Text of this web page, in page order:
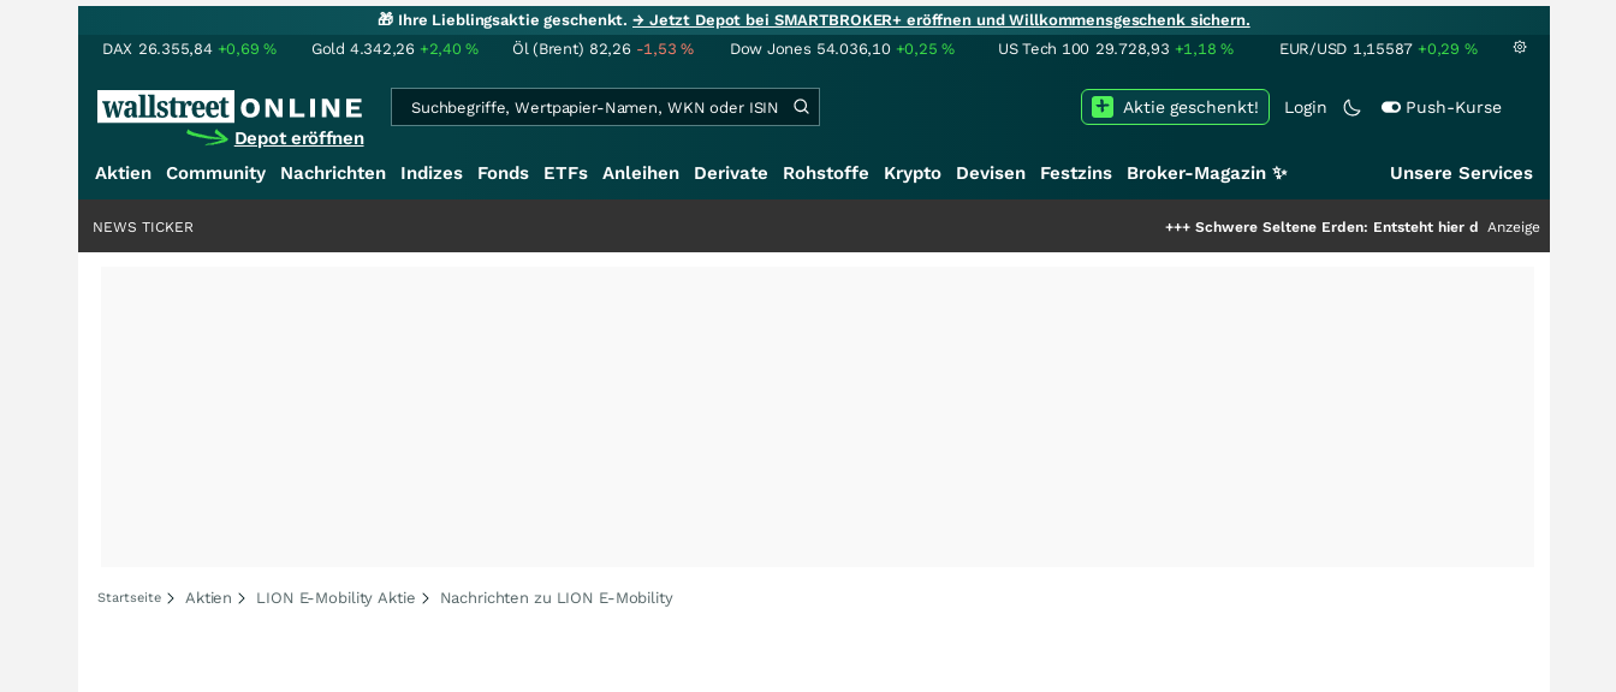
🎁 Ihre Lieblingsaktie geschenkt.→ Jetzt Depot bei SMARTBROKER+ eröffnen und Willkommensgeschenk sichern.
DAX 26.355,84 +0,69% Gold 4.342,26 +2,40% Öl (Brent) 82,26 -1,53% Dow Jones 54.036,10 +0,25% US Tech 100 29.728,93 +1,18% EUR/USD 1,15587 +0,29 %
Depot eröffnen
Login Push-Kurse
Aktie geschenkt!
Aktien Community Nachrichten Indizes Fonds ETFs Anleihen Derivate Rohstoffe Krypto Devisen Festzins Broker-Magazin ✨ Unsere Services
Schwere Seltene Erden: Entsteht hier die nächste Milliardenstory?
Anzeige
NEWS TICKER
Startseite Aktien LION E-Mobility Aktie Nachrichten zu LION E-Mobility